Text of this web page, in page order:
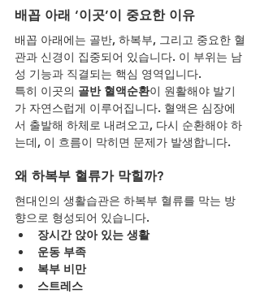
배꼽 아래 ‘이곳’이 중요한 이유
배꼽 아래에는 골반, 하복부, 그리고 중요한 혈
관과 신경이 집중되어 있습니다. 이 부위는 남
성 기능과 직결되는 핵심 영역입니다.
특히 이곳의 골반 혈액순환이 원활해야 발기
가 자연스럽게 이루어집니다. 혈액은 심장에
서 출발해 하체로 내려오고, 다시 순환해야 하
는데, 이 흐름이 막히면 문제가 발생합니다.
왜 하복부 혈류가 막힐까?
현대인의 생활습관은 하복부 혈류를 막는 방
향으로 형성되어 있습니다.
장시간 앉아 있는 생활
운동 부족
복부 비만
스트레스